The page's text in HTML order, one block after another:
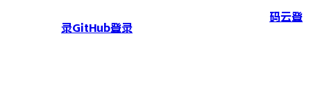
码云登
录GitHub登录